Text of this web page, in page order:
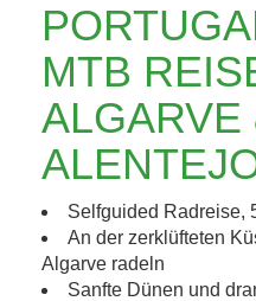
MTB
ALGARVE
Selfguided Radreise,
An der zerklüfteten
Algarve radeln
Sanfte Dünen und